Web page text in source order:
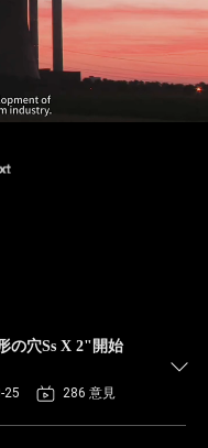
の穴Ss X 2"開始
25 286 意見